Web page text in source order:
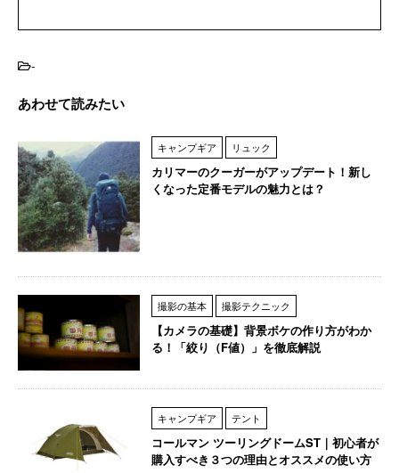
-
あわせて読みたい
キャンプギア リュック
カリマーのクーガーがアップデート！新し
くなった定番モデルの魅力とは？
撮影の基本 撮影テクニック
【カメラの基礎】背景ボケの作り方がわか
る！「絞り（F値）」を徹底解説
キャンプギア テント
コールマン ツーリングドームST｜初心者が
購入すべき３つの理由とオススメの使い方